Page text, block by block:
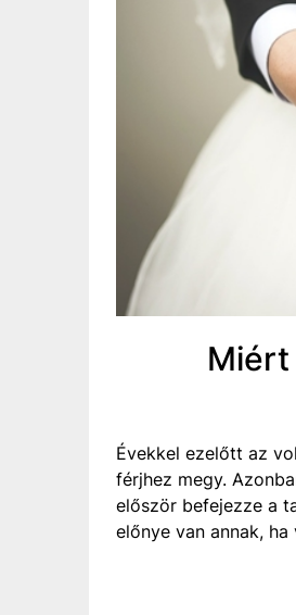
Miért
Évekkel ezelőtt az
férjhez megy.
először befejezze a
előnye van annak,